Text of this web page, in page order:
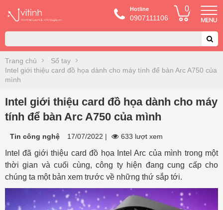
Hotline
0907111106
0
Trang chủ
Sổ tay
Intel giới thiệu card đồ họa dành cho máy tính để bàn Arc A750 của
mình
Intel giới thiệu card đồ họa dành cho máy
tính để bàn Arc A750 của mình
Tin công nghệ 17/07/2022 | 633 lượt xem
Intel đã giới thiệu card đồ họa Intel Arc của mình trong một
thời gian và cuối cùng, công ty hiện đang cung cấp cho
chúng ta một bản xem trước về những thứ sắp tới.